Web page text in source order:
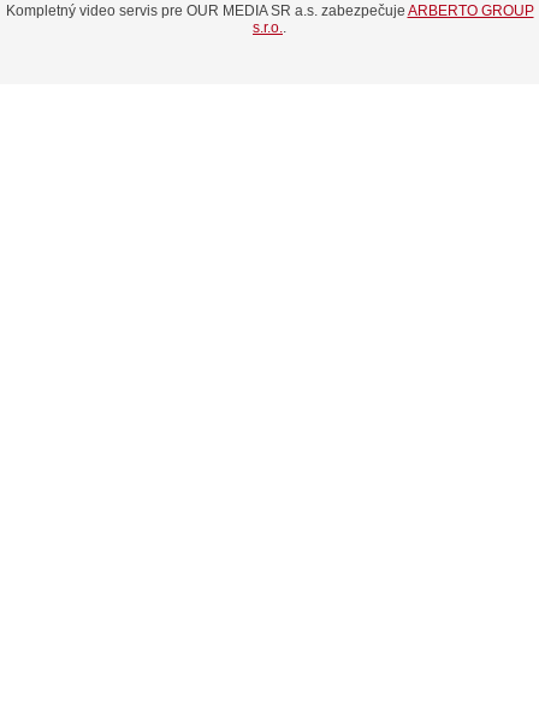
Kompletný video servis pre OUR MEDIA SR a.s. zabezpečuje ARBERTO GROUP
s.r.o..